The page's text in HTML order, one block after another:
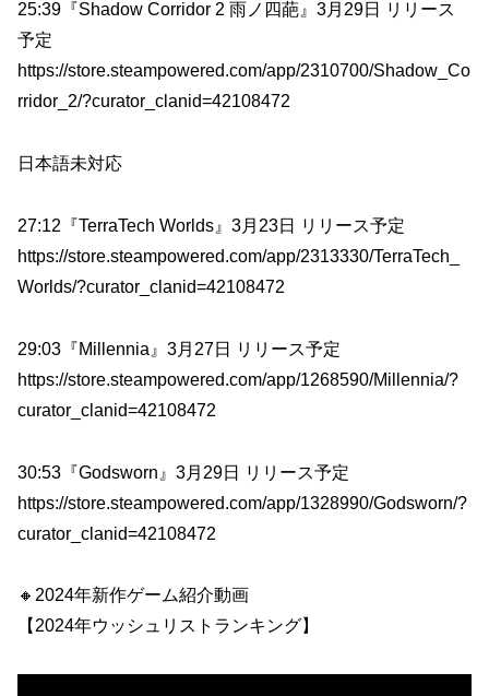
25:39『Shadow Corridor 2 雨ノ四葩』3月29日 リリース
予定
https://store.steampowered.com/app/2310700/Shadow_Co
rridor_2/?curator_clanid=42108472
日本語未対応
27:12『TerraTech Worlds』3月23日 リリース予定
https://store.steampowered.com/app/2313330/TerraTech_
Worlds/?curator_clanid=42108472
29:03『Millennia』3月27日 リリース予定
https://store.steampowered.com/app/1268590/Millennia/?
curator_clanid=42108472
30:53『Godsworn』3月29日 リリース予定
https://store.steampowered.com/app/1328990/Godsworn/?
curator_clanid=42108472
🔸2024年新作ゲーム紹介動画
【2024年ウッシュリストランキング】